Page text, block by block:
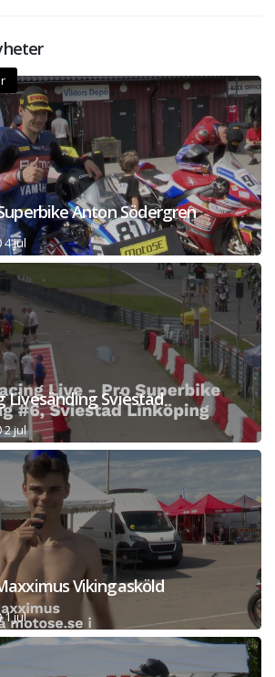
Anton Södergren
4 jul
Livesänding Sviestad
2 jul
Vikingasköld
1 jul